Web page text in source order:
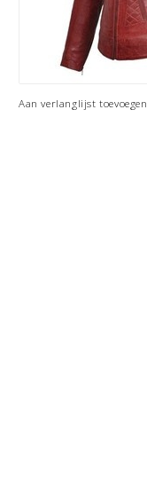
Aan verlanglijst toevoegen